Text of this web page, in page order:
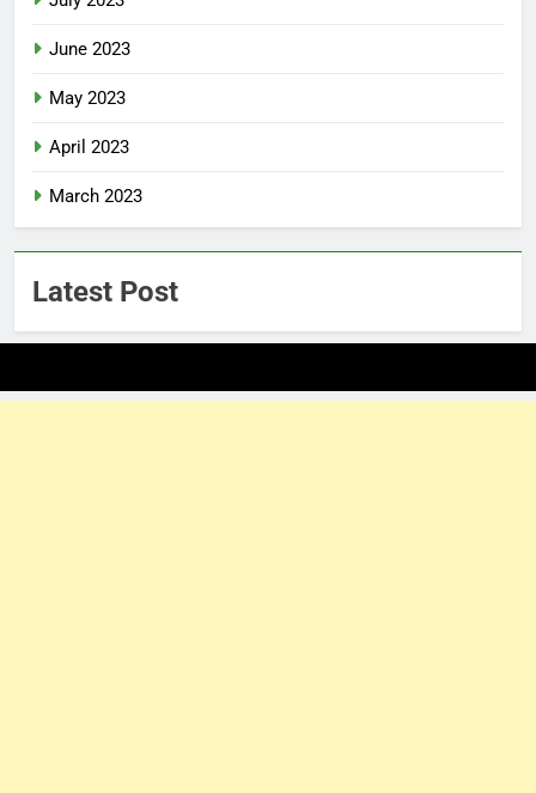
June 2023
May 2023
April 2023
March 2023
Latest Post